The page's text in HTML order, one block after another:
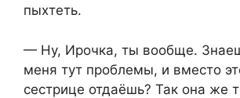
пыхтеть.
— Ну, Ирочка, ты вообще.
меня тут проблемы, и вместо
сестрице отдаёшь? Так она же